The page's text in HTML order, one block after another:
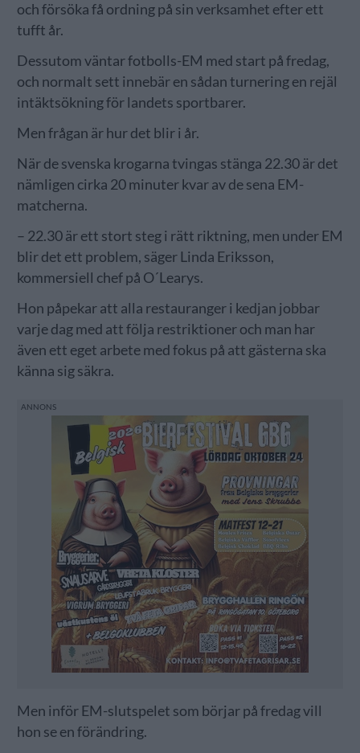
och försöka få ordning på sin verksamhet efter ett
tufft år.
Dessutom väntar fotbolls-EM med start på fredag,
och normalt sett innebär en sådan turnering en rejäl
intäktsökning för landets sportbarer.
Men frågan är hur det blir i år.
När de svenska krogarna tvingas stänga 22.30 är det
nämligen cirka 20 minuter kvar av de sena EM-
matcherna.
– 22.30 är ett stort steg i rätt riktning, men under EM
blir det ett problem, säger Linda Eriksson,
kommersiell chef på O´Learys.
Hon påpekar att alla restauranger i kedjan jobbar
varje dag med att följa restriktioner och man har
även ett eget arbete med fokus på att gästerna ska
känna sig säkra.
Men inför EM-slutspelet som börjar på fredag vill
hon se en förändring.